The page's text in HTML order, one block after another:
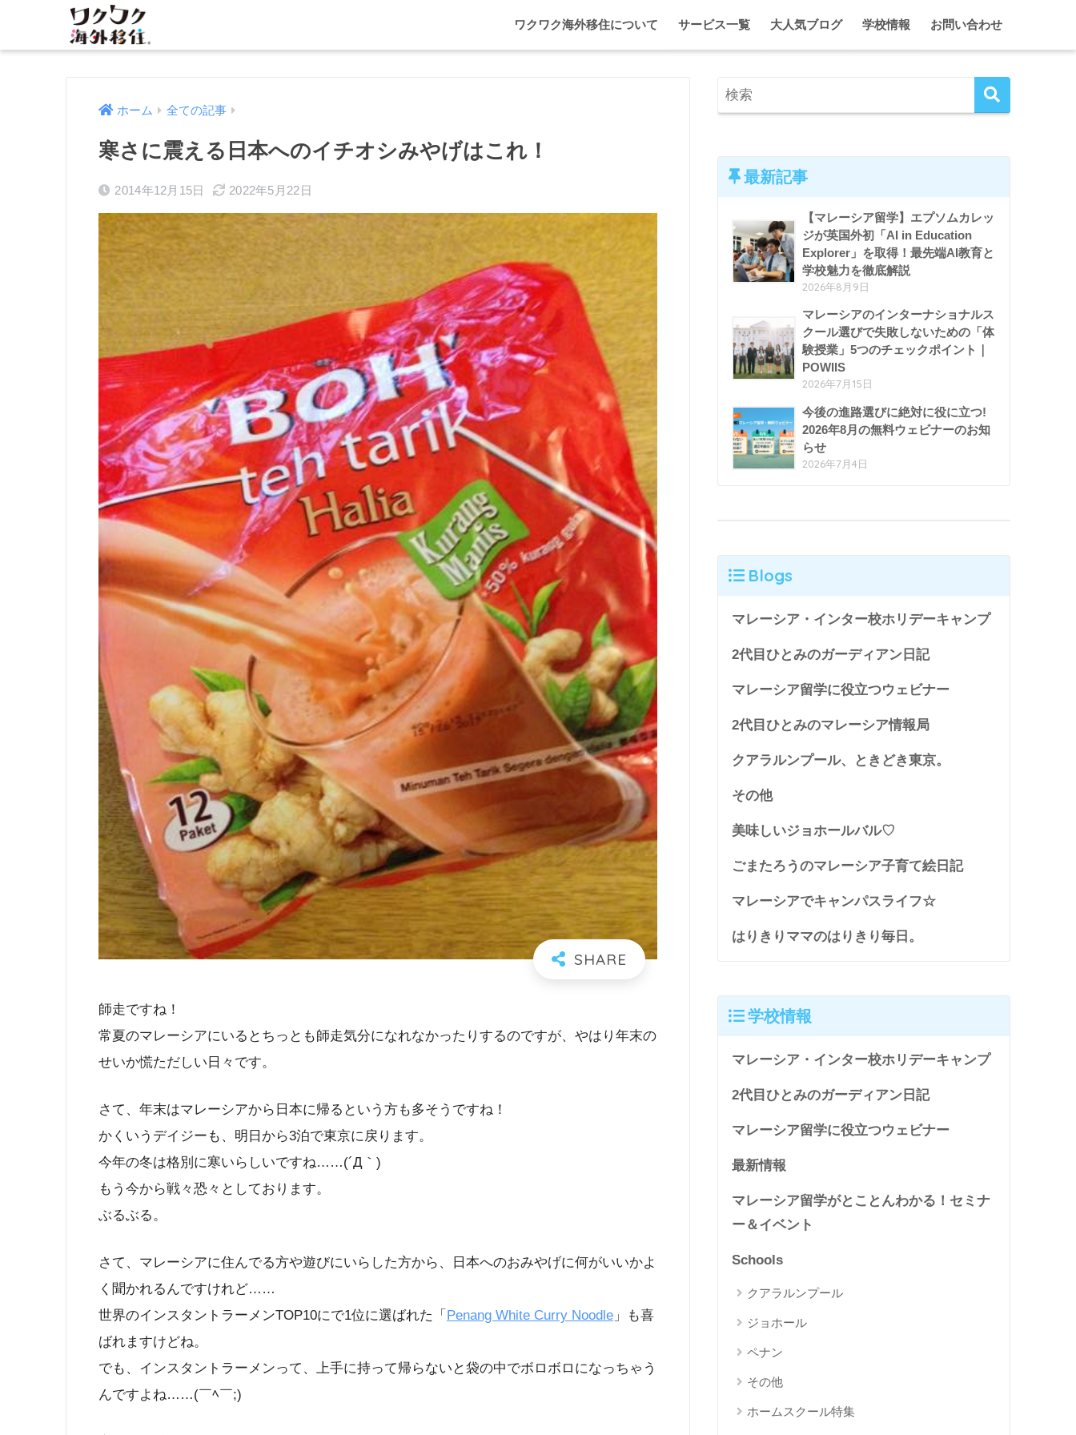
ワクワク海外移住について サービス一覧
エプソム単身留学 入学＆ガーディアンシップ
大人気ブログ 学校情報 お問い合わせ
ホーム 全ての記事
寒さに震える日本へのイチオシみやげはこれ！
2014年12月15日 2022年5月22日
師走ですね！
常夏のマレーシアにいるとちっとも師走気分になれなかったりするのですが、やはり年末の
せいか慌ただしい日々です。
さて、年末はマレーシアから日本に帰るという方も多そうですね！
かくいうデイジーも、明日から3泊で東京に戻ります。
今年の冬は格別に寒いらしいですね……(´Д｀)
もう今から戦々恐々としております。
ぶるぶる。
さて、マレーシアに住んでる方や遊びにいらした方から、日本へのおみやげに何がいいかよ
く聞かれるんですけれど……
世界のインスタントラーメンTOP10にで1位に選ばれた「 Penang White Curry Noodle 」も喜
ばれますけどね。
でも、インスタントラーメンって、上手に持って帰らないと袋の中でボロボロになっちゃう
んですよね……(￣ﾍ￣;)
最新記事
【マレーシア留学】エプソムカレッ
ジが英国外初「AI in Education
Explorer」を取得！最先端AI教育と
学校魅力を徹底解説
2026年8月9日
マレーシアのインターナショナルス
クール選びで失敗しないための「体
験授業」5つのチェックポイント｜
POWIIS
2026年7月15日
今後の進路選びに絶対に役に立つ!
2026年8月の無料ウェビナーのお知
らせ
2026年7月4日
Blogs
マレーシア・インター校ホリデーキャンプ
2代目ひとみのガーディアン日記
マレーシア留学に役立つウェビナー
2代目ひとみのマレーシア情報局
クアラルンプール、ときどき東京。
その他
美味しいジョホールバル♡
ごまたろうのマレーシア子育て絵日記
マレーシアでキャンパスライフ☆
はりきりママのはりきり毎日。
学校情報
マレーシア・インター校ホリデーキャンプ
2代目ひとみのガーディアン日記
マレーシア留学に役立つウェビナー
最新情報
マレーシア留学がとことんわかる！セミナ
ー＆イベント
Schools
クアラルンプール
ジョホール
ペナン
その他
ホームスクール特集